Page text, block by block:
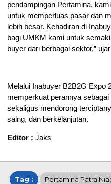
pendampingan Pertamina,
untuk memperluas pasar dan
lebih besar. Kehadiran di
bagi UMKM kami untuk
buyer dari berbagai sektor,”
Melalui Inabuyer B2B2G Expo
memperkuat perannya
sekaligus mendorong
saing, dan berkelanjutan.
Editor : Jaks
Tag : Pertamina Patra